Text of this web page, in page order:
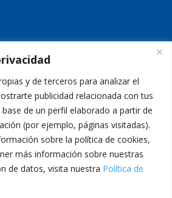
y de terceros para analizar el
publicidad relacionada con tus
de un perfil elaborado a partir de
(por ejemplo, páginas visitadas).
sobre la política de cookies,
más información sobre nuestras
de datos, visita nuestra Política de
Política de cookies